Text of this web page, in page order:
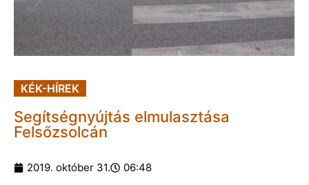
KÉK-HÍREK
Segítségnyújtás elmulasztása
Felsőzsolcán
2019. október 31. 06:48